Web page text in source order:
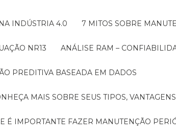
INDÚSTRIA 4.0 7 MITOS SOBRE
NR13 ANÁLISE RAM –
PREDITIVA BASEADA EM DADOS
MAIS SOBRE SEUS TIPOS,
É IMPORTANTE FAZER MANUTENÇÃO